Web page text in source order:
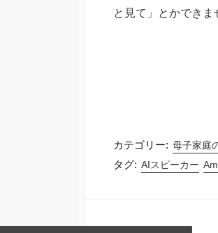
と見て」とかでき
カテゴリー: 母子家庭
タグ: AIスピーカー